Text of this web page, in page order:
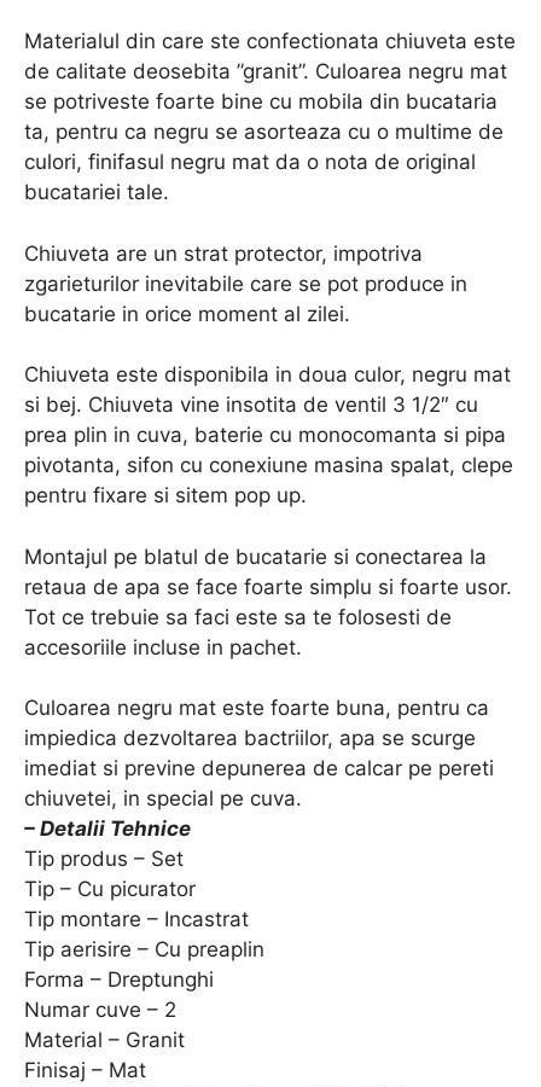
Materialul din care ste confectionata chiuveta este
de calitate deosebita ”granit”. Culoarea negru mat
se potriveste foarte bine cu mobila din bucataria
ta, pentru ca negru se asorteaza cu o multime de
culori, finifasul negru mat da o nota de original
bucatariei tale.
Chiuveta are un strat protector, impotriva
zgarieturilor inevitabile care se pot produce in
bucatarie in orice moment al zilei.
Chiuveta este disponibila in doua culor, negru mat
si bej. Chiuveta vine insotita de ventil 3 1/2″ cu
prea plin in cuva, baterie cu monocomanta si pipa
pivotanta, sifon cu conexiune masina spalat, clepe
pentru fixare si sitem pop up.
Montajul pe blatul de bucatarie si conectarea la
retaua de apa se face foarte simplu si foarte usor.
Tot ce trebuie sa faci este sa te folosesti de
accesoriile incluse in pachet.
Culoarea negru mat este foarte buna, pentru ca
impiedica dezvoltarea bactriilor, apa se scurge
imediat si previne depunerea de calcar pe pereti
chiuvetei, in special pe cuva.
– Detalii Tehnice
Tip produs – Set
Tip – Cu picurator
Tip montare – Incastrat
Tip aerisire – Cu preaplin
Forma – Dreptunghi
Numar cuve – 2
Material – Granit
Finisaj – Mat